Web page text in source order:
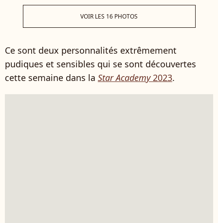
VOIR LES 16 PHOTOS
Ce sont deux personnalités extrêmement
pudiques et sensibles qui se sont découvertes
cette semaine dans la Star Academy2023.